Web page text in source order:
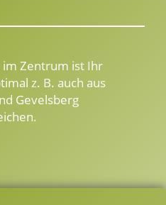
im Zentrum ist Ihr
z. B. auch aus
Gevelsberg